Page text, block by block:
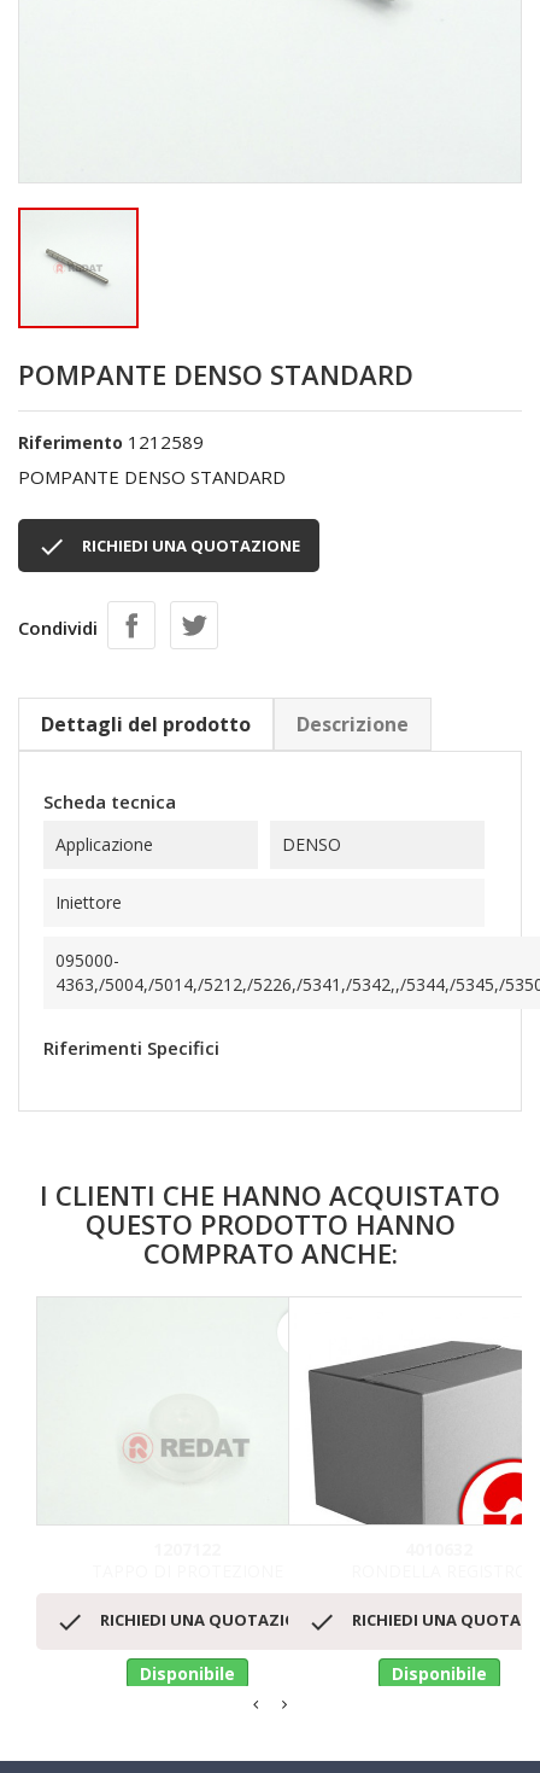
POMPANTE DENSO STANDARD
Riferimento 1212589
POMPANTE DENSO STANDARD
 RICHIEDI UNA QUOTAZIONE
Condividi
Dettagli del prodotto Descrizione
Scheda tecnica
Applicazione DENSO
Iniettore
095000-
4363,/5004,/5014,/5212,/5226,/5341,/5342,,/5344,/5345,/
Riferimenti Specifici
I CLIENTI CHE HANNO ACQUISTATO
QUESTO PRODOTTO HANNO
COMPRATO ANCHE:
 RICHIEDI UNA QUOTAZIONE
Disponibile
 RICHIEDI UNA
Disponibile